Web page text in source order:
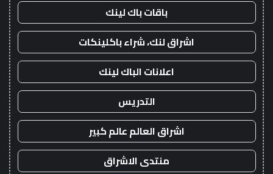
باقات باك لينك
اشراق لنك، شراء باكلينكات
اعلانات الباك لينك
التدريس
اشراق العالم عالم كبير
منتدى الاشراق